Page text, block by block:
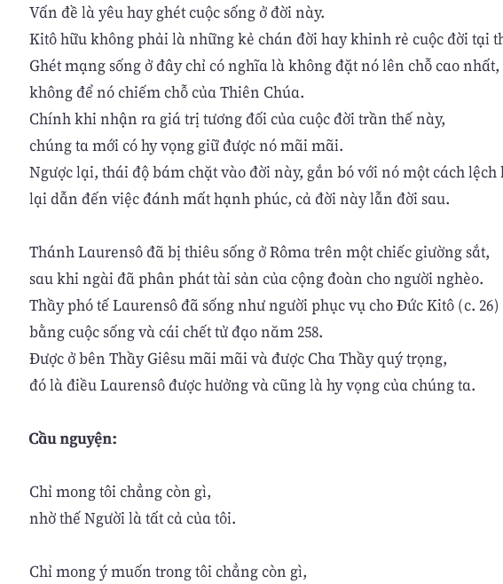
Vấn đề là yêu hay ghét cuộc sống ở đời này.
Kitô hữu không phải là những kẻ chán đời hay khinh rẻ cuộc đời tại
Ghét mạng sống ở đây chỉ có nghĩa là không đặt nó lên chỗ cao nhất,
không để nó chiếm chỗ của Thiên Chúa.
Chính khi nhận ra giá trị tương đối của cuộc đời trần thế này,
chúng ta mới có hy vọng giữ được nó mãi mãi.
Ngược lại, thái độ bám chặt vào đời này, gắn bó với nó một cách lệch
lại dẫn đến việc đánh mất hạnh phúc, cả đời này lẫn đời sau.
Thánh Laurensô đã bị thiêu sống ở Rôma trên một chiếc giường sắt,
sau khi ngài đã phân phát tài sản của cộng đoàn cho người nghèo.
Thầy phó tế Laurensô đã sống như người phục vụ cho Đức Kitô (c. 26)
bằng cuộc sống và cái chết tử đạo năm 258.
Được ở bên Thầy Giêsu mãi mãi và được Cha Thầy quý trọng,
đó là điều Laurensô được hưởng và cũng là hy vọng của chúng ta.
Cầu nguyện:
Chỉ mong tôi chẳng còn gì,
nhờ thế Người là tất cả của tôi.
Chỉ mong ý muốn trong tôi chẳng còn gì,